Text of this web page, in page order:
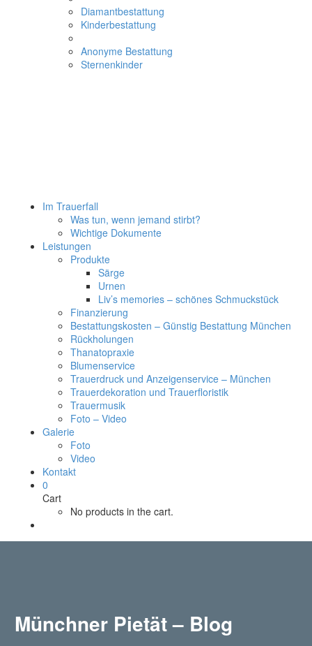
Diamantbestattung
Kinderbestattung
Anonyme Bestattung
Sternenkinder
Im Trauerfall
Was tun, wenn jemand stirbt?
Wichtige Dokumente
Leistungen
Produkte
Särge
Urnen
Liv’s memories – schönes Schmuckstück
Finanzierung
Bestattungskosten – Günstig Bestattung München
Rückholungen
Thanatopraxie
Blumenservice
Trauerdruck und Anzeigenservice – München
Trauerdekoration und Trauerfloristik
Trauermusik
Foto – Video
Galerie
Foto
Video
Kontakt
0
Cart
No products in the cart.
Münchner Pietät – Blog